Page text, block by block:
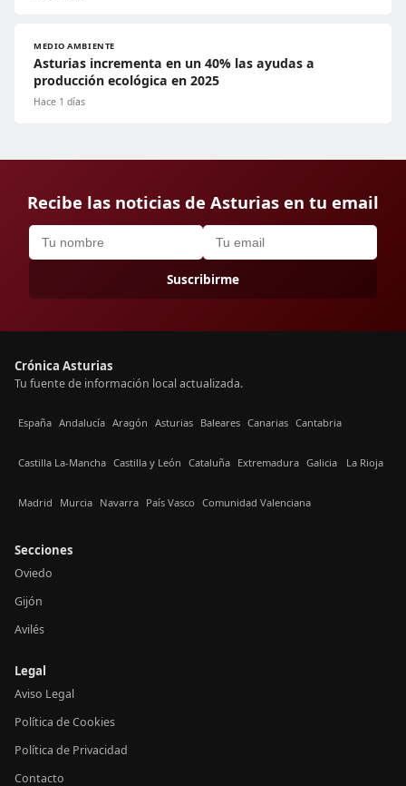
MEDIO AMBIENTE
Asturias incrementa en un 40% las ayudas a
producción ecológica en 2025
Hace 1 días
Recibe las noticias de Asturias en tu email
Suscribirme
Crónica Asturias
Tu fuente de información local actualizada.
España Andalucía Aragón Asturias Baleares Canarias Cantabria
Castilla La-Mancha Castilla y León Cataluña Extremadura Galicia La Rioja
Madrid Murcia Navarra País Vasco Comunidad Valenciana
Secciones
Oviedo
Gijón
Avilés
Legal
Aviso Legal
Política de Cookies
Política de Privacidad
Contacto